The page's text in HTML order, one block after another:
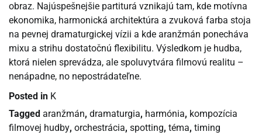
obraz. Najúspešnejšie partiturá vznikajú tam, kde motívna
ekonomika, harmonická architektúra a zvuková farba stoja
na pevnej dramaturgickej vízii a kde aranžmán ponecháva
mixu a strihu dostatočnú flexibilitu. Výsledkom je hudba,
ktorá nielen sprevádza, ale spoluvytvára filmovú realitu –
nenápadne, no nepostrádateľne.
Posted in K
Tagged aranžmán, dramaturgia, harmónia, kompozícia
filmovej hudby, orchestrácia, spotting, téma, timing